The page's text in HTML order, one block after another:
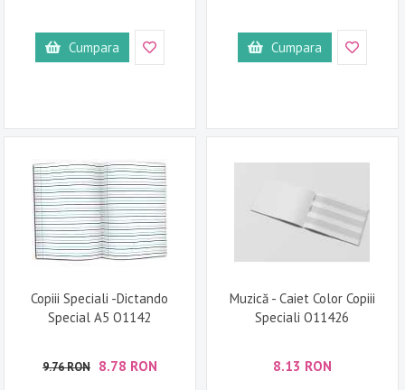
Cumpara Cumpara
Copiii Speciali -Dictando
Special A5 O1142
9.76 RON 8.78 RON
Muzică - Caiet Color Copiii
Speciali O11426
8.13 RON